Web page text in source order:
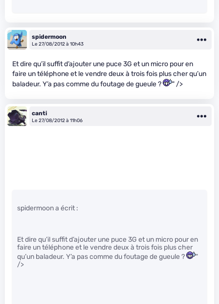
spidermoon
Le 27/08/2012 à 10h43
Et dire qu’il suffit d’ajouter une puce 3G et un micro pour en
faire un téléphone et le vendre deux à trois fois plus cher qu’un
baladeur. Y’a pas comme du foutage de gueule ?
" />
canti
Le 27/08/2012 à 11h06
spidermoon a écrit :
Et dire qu’il suffit d’ajouter une puce 3G et un micro pour en
faire un téléphone et le vendre deux à trois fois plus cher
qu’un baladeur. Y’a pas comme du foutage de gueule ?
"
/>